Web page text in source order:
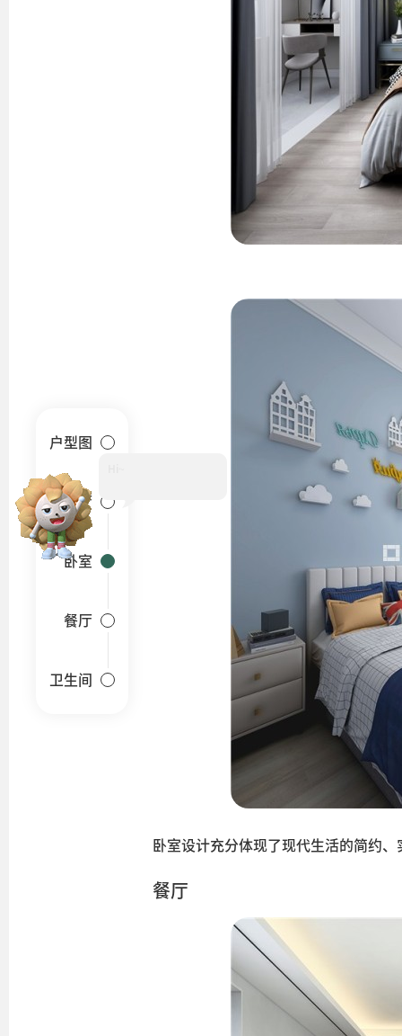
卧室设计充分体现了现代生活的简约
餐厅
户型图
客厅
卧室
餐厅
卫生间